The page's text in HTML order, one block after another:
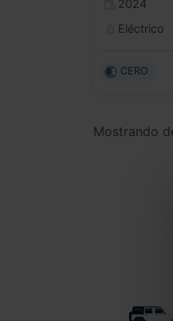
2024
Eléctrico
CERO
Mostrando